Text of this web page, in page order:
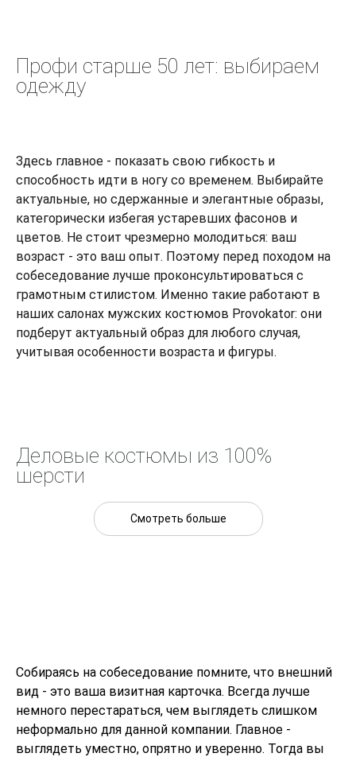
Профи старше 50 лет: выбираем
одежду
Здесь главное - показать свою гибкость и
способность идти в ногу со временем. Выбирайте
актуальные, но сдержанные и элегантные образы,
категорически избегая устаревших фасонов и
цветов. Не стоит чрезмерно молодиться: ваш
возраст - это ваш опыт. Поэтому перед походом на
собеседование лучше проконсультироваться с
грамотным стилистом. Именно такие работают в
наших салонах мужских костюмов Provokator: они
подберут актуальный образ для любого случая,
учитывая особенности возраста и фигуры.
Деловые костюмы из 100%
шерсти
Смотреть больше
Собираясь на собеседование помните, что внешний
вид - это ваша визитная карточка. Всегда лучше
немного перестараться, чем выглядеть слишком
неформально для данной компании. Главное -
выглядеть уместно, опрятно и уверенно. Тогда вы